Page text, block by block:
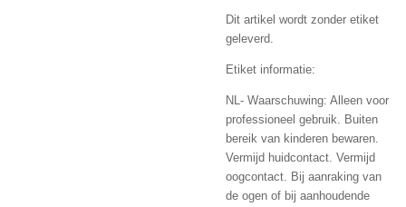
Dit artikel wordt zonder etiket
geleverd.
Etiket informatie:
NL- Waarschuwing: Alleen voor
professioneel gebruik. Buiten
bereik van kinderen bewaren.
Vermijd huidcontact. Vermijd
oogcontact. Bij aanraking van
de ogen of bij aanhoudende